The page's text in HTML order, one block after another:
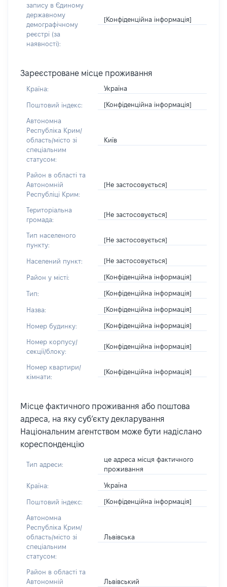
запису в Єдиному
державному
демографічному
реєстрі (за
наявності):
[Конфіденційна інформація]
Зареєстроване місце проживання
Країна: Україна
Поштовий індекс: [Конфіденційна інформація]
Автономна
Республіка Крим/
область/місто зі
спеціальним
статусом:
Київ
Район в області та
Автономній
Республіці Крим:
[Не застосовується]
Територіальна
громада:
[Не застосовується]
Тип населеного
пункту:
[Не застосовується]
Населений пункт: [Не застосовується]
Район у місті: [Конфіденційна інформація]
Тип: [Конфіденційна інформація]
Назва: [Конфіденційна інформація]
Номер будинку: [Конфіденційна інформація]
Номер корпусу/
секції/блоку:
[Конфіденційна інформація]
Номер квартири/
кімнати:
[Конфіденційна інформація]
Місце фактичного проживання або поштова
адреса, на яку суб’єкту декларування
Національним агентством може бути надіслано
кореспонденцію
Тип адреси:
це адреса місця фактичного
проживання
Країна: Україна
Поштовий індекс: [Конфіденційна інформація]
Автономна
Республіка Крим/
область/місто зі
спеціальним
статусом:
Львівська
Район в області та
Автономній
Львівський